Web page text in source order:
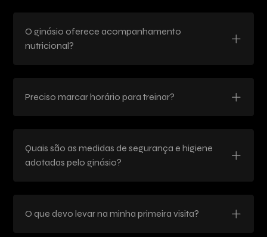
O ginásio oferece acompanhamento
nutricional?
Preciso marcar horário para treinar?
Quais são as medidas de segurança e higiene
adotadas pelo ginásio?
O que devo levar na minha primeira visita?